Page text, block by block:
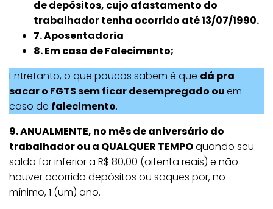
de depósitos, cujo afastamento do
trabalhador tenha ocorrido até 13/07/1990.
7. Aposentadoria
8. Em caso de Falecimento;
Entretanto, o que poucos sabem é que dá pra
sacar o FGTS sem ficar desempregado ouem
caso de falecimento.
9. ANUALMENTE, no mês de aniversário do
trabalhador ou a QUALQUER TEMPOquando seu
saldo for inferior a R$ 80,00 (oitenta reais) e não
houver ocorrido depósitos ou saques por, no
mínimo, 1 (um) ano.